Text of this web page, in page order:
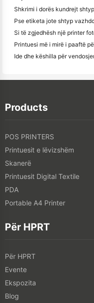
Pse etiketa jote shtyp
Products
POS PRINTERS
Printuesit e lëvizshëm
Skanerë
Printuesit Digital Textile
PDA
Portable A4 Printer
Për HPRT
Për HPRT
Evente
Ekspozita
Blog